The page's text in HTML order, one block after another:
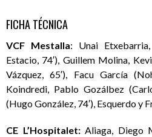
FICHA TÉCNICA
VCF Mestalla: Unai
Estacio, 74′), Guillem Molina,
Vázquez, 65′), Facu García
Koindredi, Pablo Gozálbez
(Hugo González, 74′), Esquerdo y
CE L’Hospitalet:Aliaga, Diego